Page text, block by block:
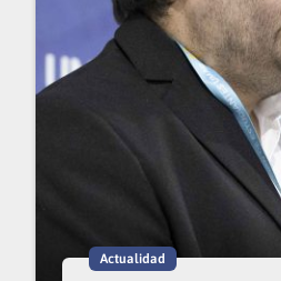
Actualidad